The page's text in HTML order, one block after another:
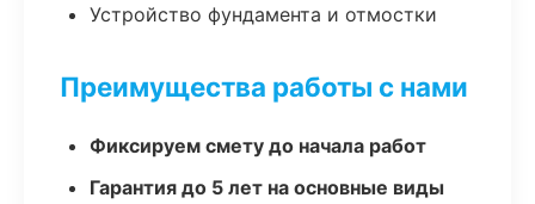
Устройство фундамента и отмостки
Преимущества работы с нами
Фиксируем смету до начала работ
Гарантия до 5 лет на основные виды